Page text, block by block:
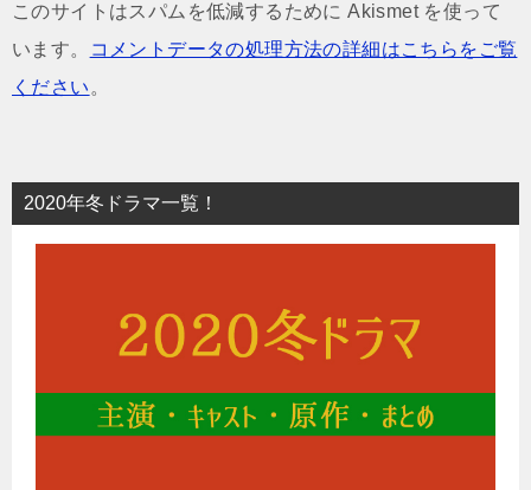
このサイトはスパムを低減するために Akismet を使って
います。
コメントデータの処理方法の詳細はこちらをご覧
ください 。
2020年冬ドラマ一覧！